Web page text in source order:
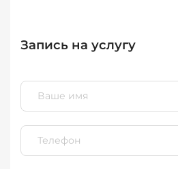
Запись на услугу